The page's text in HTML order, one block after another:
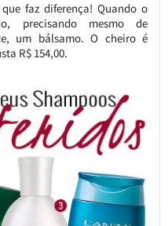
faz diferença! Quando o
precisando mesmo de
um bálsamo. O cheiro é
R$ 154,00.